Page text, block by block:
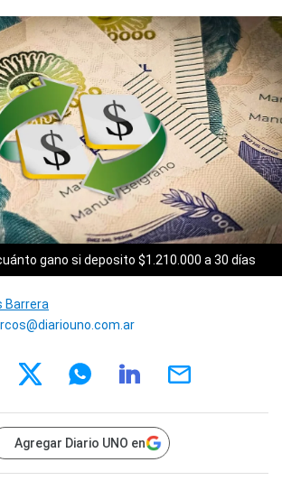
gano si deposito $1.210.000 a 30 días
Barrera
Agregar Diario UNO en